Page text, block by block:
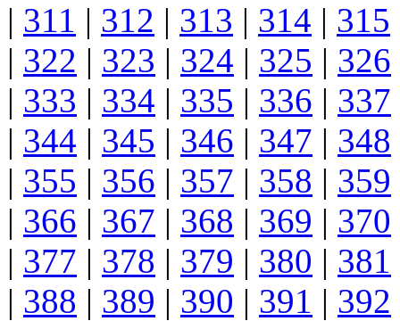
| 311 | 312 | 313 | 314 | 315
| 322 | 323 | 324 | 325 | 326
| 333 | 334 | 335 | 336 | 337
| 344 | 345 | 346 | 347 | 348
| 355 | 356 | 357 | 358 | 359
| 366 | 367 | 368 | 369 | 370
| 377 | 378 | 379 | 380 | 381
| 388 | 389 | 390 | 391 | 392